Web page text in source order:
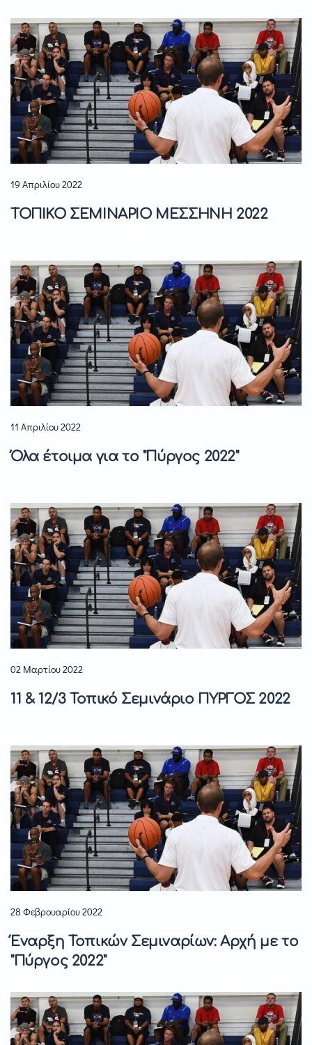
19 Απριλίου 2022
ΤΟΠΙΚΟ ΣΕΜΙΝΑΡΙΟ ΜΕΣΣΗΝΗ 2022
11 Απριλίου 2022
Όλα έτοιμα για το "Πύργος 2022"
02 Μαρτίου 2022
11 & 12/3 Τοπικό Σεμινάριο ΠΥΡΓΟΣ 2022
28 Φεβρουαρίου 2022
Έναρξη Τοπικών Σεμιναρίων: Αρχή με το
"Πύργος 2022"